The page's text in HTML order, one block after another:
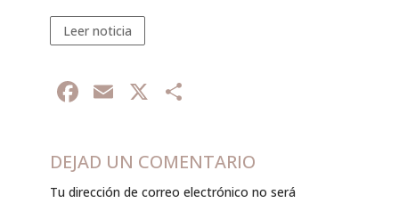
Leer noticia
Facebook
Email
X
DEJAD UN COMENTARIO
Tu dirección de correo electrónico no será